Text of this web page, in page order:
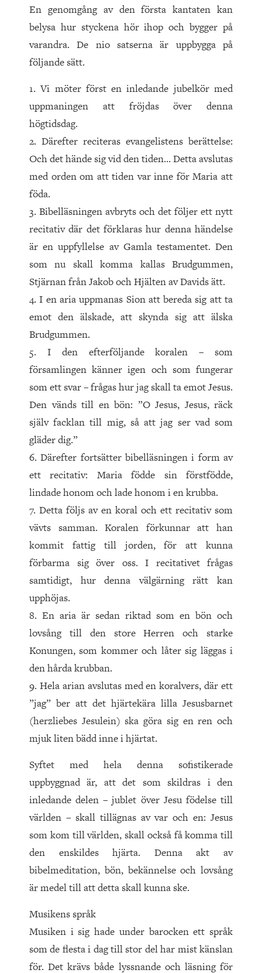
En genomgång av den första kantaten kan
belysa hur styckena hör ihop och bygger på
varandra. De nio satserna är uppbygga på
följande sätt.
1. Vi möter först en inledande jubelkör med
uppmaningen att fröjdas över denna
högtidsdag.
2. Därefter reciteras evangelistens berättelse:
Och det hände sig vid den tiden… Detta avslutas
med orden om att tiden var inne för Maria att
föda.
3. Bibelläsningen avbryts och det följer ett nytt
recitativ där det förklaras hur denna händelse
är en uppfyllelse av Gamla testamentet. Den
som nu skall komma kallas Brudgummen,
Stjärnan från Jakob och Hjälten av Davids ätt.
4. I en aria uppmanas Sion att bereda sig att ta
emot den älskade, att skynda sig att älska
Brudgummen.
5. I den efterföljande koralen – som
församlingen känner igen och som fungerar
som ett svar – frågas hur jag skall ta emot Jesus.
Den vänds till en bön: ”O Jesus, Jesus, räck
själv facklan till mig, så att jag ser vad som
gläder dig.”
6. Därefter fortsätter bibelläsningen i form av
ett recitativ: Maria födde sin förstfödde,
lindade honom och lade honom i en krubba.
7. Detta följs av en koral och ett recitativ som
vävts samman. Koralen förkunnar att han
kommit fattig till jorden, för att kunna
förbarma sig över oss. I recitativet frågas
samtidigt, hur denna välgärning rätt kan
upphöjas.
8. En aria är sedan riktad som en bön och
lovsång till den store Herren och starke
Konungen, som kommer och låter sig läggas i
den hårda krubban.
9. Hela arian avslutas med en koralvers, där ett
”jag” ber att det hjärtekära lilla Jesusbarnet
(herzliebes Jesulein) ska göra sig en ren och
mjuk liten bädd inne i hjärtat.
Syftet med hela denna sofistikerade
uppbyggnad är, att det som skildras i den
inledande delen – jublet över Jesu födelse till
världen – skall tillägnas av var och en: Jesus
som kom till världen, skall också få komma till
den enskildes hjärta. Denna akt av
bibelmeditation, bön, bekännelse och lovsång
är medel till att detta skall kunna ske.
Musikens språk
Musiken i sig hade under barocken ett språk
som de flesta i dag till stor del har mist känslan
för. Det krävs både lyssnande och läsning för